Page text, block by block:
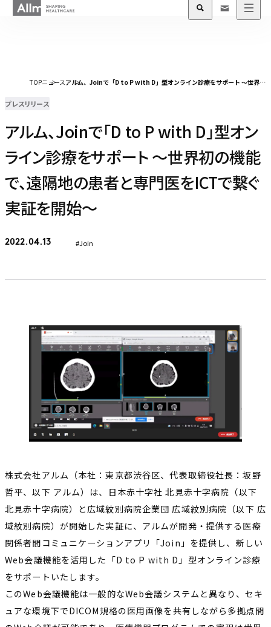
TOPニュース アルム、Joinで「D to P with D」型オンライン診療をサポート ～世界初の機能で、遠隔地の患者と専門医をICTで繋ぐ実証を開始～
プレスリリース
アルム、Joinで「D to P with D」型オン
ライン診療をサポート ～世界初の機能
で、遠隔地の患者と専門医をICTで繋ぐ
実証を開始～
2022.04.13 #Join
株式会社アルム（本社：東京都渋谷区、代表取締役社長：坂野
哲平、以下 アルム）は、日本赤十字社 北見赤十字病院（以下
北見赤十字病院）と広域紋別病院企業団 広域紋別病院（以下 広
域紋別病院）が開始した実証に、アルムが開発・提供する医療
関係者間コミュニケーションアプリ「Join」を提供し、新しい
Web会議機能を活用した「D to P with D」型オンライン診療
をサポートいたします。
このWeb会議機能は一般的なWeb会議システムと異なり、セキ
ュアな環境下でDICOM規格の医用画像を共有しながら多拠点間